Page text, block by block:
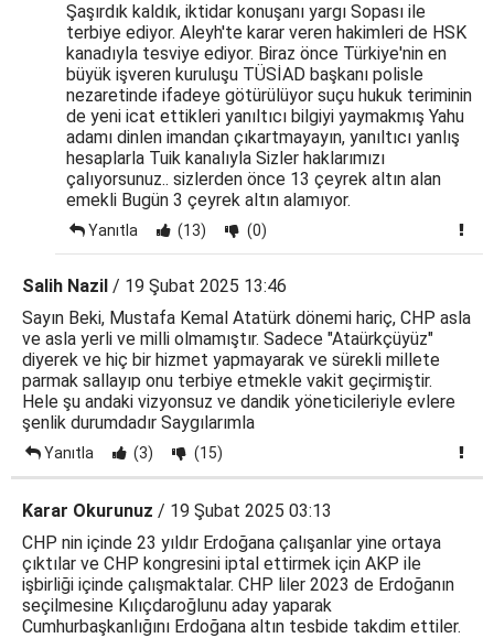
Şaşırdık kaldık, iktidar konuşanı yargı Sopası ile
terbiye ediyor. Aleyh'te karar veren hakimleri de HSK
kanadıyla tesviye ediyor. Biraz önce Türkiye'nin en
büyük işveren kuruluşu TÜSİAD başkanı polisle
nezaretinde ifadeye götürülüyor suçu hukuk teriminin
de yeni icat ettikleri yanıltıcı bilgiyi yaymakmış Yahu
adamı dinlen imandan çıkartmayayın, yanıltıcı yanlış
hesaplarla Tuik kanalıyla Sizler haklarımızı
çalıyorsunuz.. sizlerden önce 13 çeyrek altın alan
emekli Bugün 3 çeyrek altın alamıyor.
Yanıtla (13) (0)
Salih Nazil / 19 Şubat 2025 13:46
Sayın Beki, Mustafa Kemal Atatürk dönemi hariç, CHP asla
ve asla yerli ve milli olmamıştır. Sadece "Ataürkçüyüz"
diyerek ve hiç bir hizmet yapmayarak ve sürekli millete
parmak sallayıp onu terbiye etmekle vakit geçirmiştir.
Hele şu andaki vizyonsuz ve dandik yöneticileriyle evlere
şenlik durumdadır Saygılarımla
Yanıtla (3) (15)
Karar Okurunuz / 19 Şubat 2025 03:13
CHP nin içinde 23 yıldır Erdoğana çalışanlar yine ortaya
çıktılar ve CHP kongresini iptal ettirmek için AKP ile
işbirliği içinde çalışmaktalar. CHP liler 2023 de Erdoğanın
seçilmesine Kılıçdaroğlunu aday yaparak
Cumhurbaşkanlığını Erdoğana altın tesbide takdim ettiler.